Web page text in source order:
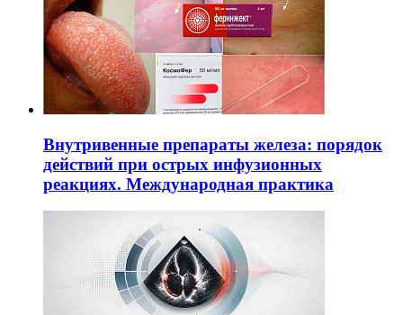
Внутривенные препараты железа: порядок
действий при острых инфузионных
реакциях. Международная практика